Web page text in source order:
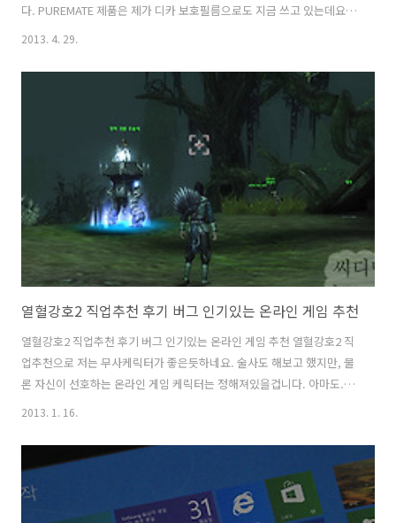
다. PUREMATE 제품은 제가 디카 보호필름으로도 지금 쓰고 있는데요.
있는듯 없는듯 딱 붙어서 너무 잘 쓰고 있습니다. 갤럭시S4 보호필름으
서 제 역할을 해주기 때문입니다. 올레포빅 원단은 시인성이 좋으면서도
지문방지능력이 있는게 특징인데요. 직접 써본 느낌으로는 클리어타입
의 보호필름에 좀 더 가까운 느낌입니다. 화면이 상당히 깨끗하고 좋습니
다. 지문방지능력은 어느정도만 있다고 말하고 싶네요. 화면을 뿌옇게 처
리해서 지문방지 능력이 있는 류들은 지문방지 능력은 상당히 좋지만 반
대로 화면이 뿌옇게 보인다는..
2013. 4. 29.
열혈강호2 직업추천 후기 버그 인기있는 온라인 게임 추천
열혈강호2 직업추천 후기 버그 인기있는 온라인 게임 추천 열혈강호2 직
업추천으로 저는 무사케릭터가 좋은듯하네요. 술사도 해보고 했지만, 물
론 자신이 선호하는 온라인 게임 케릭터는 정해져있을겁니다. 아마도. 그
런데 열혈강호 직접추천을 드릴겸 게임을 해보고 다른사람들이 어떤 케
와 술사가 좀 많은듯하고, 참고로 남성케릭터이던 여성케릭터이던 덩치
가 큰 케릭터보다는 좀 작은 케릭터가 인기가 많은듯하네요. 처음 열혈강
호2에서 케릭터를 만들 때 케릭터의 크기 생김새등은 수정이 가능합니
다. 처음에 딱 보면 정말 싸움만 잘할듯한 무식한 케릭터도 좀 꾸며주면
2013. 1. 16.